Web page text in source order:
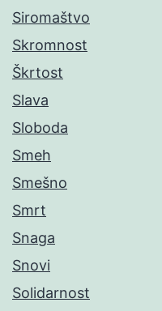
Siromaštvo
Skromnost
Škrtost
Slava
Sloboda
Smeh
Smešno
Smrt
Snaga
Snovi
Solidarnost